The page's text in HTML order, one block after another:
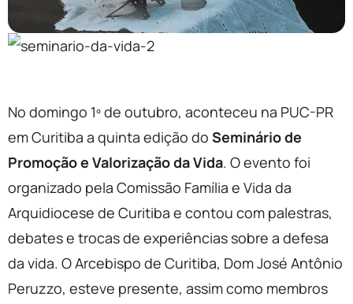
No domingo 1º de outubro, aconteceu na PUC-PR
em Curitiba a quinta edição do Seminário de
Promoção e Valorização da Vida. O evento foi
organizado pela Comissão Família e Vida da
Arquidiocese de Curitiba e contou com palestras,
debates e trocas de experiências sobre a defesa
da vida. O Arcebispo de Curitiba, Dom José Antônio
Peruzzo, esteve presente, assim como membros